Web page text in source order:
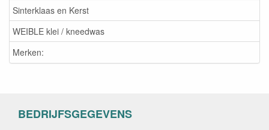
Sinterklaas en Kerst
WEIBLE klei / kneedwas
Merken:
BEDRIJFSGEGEVENS